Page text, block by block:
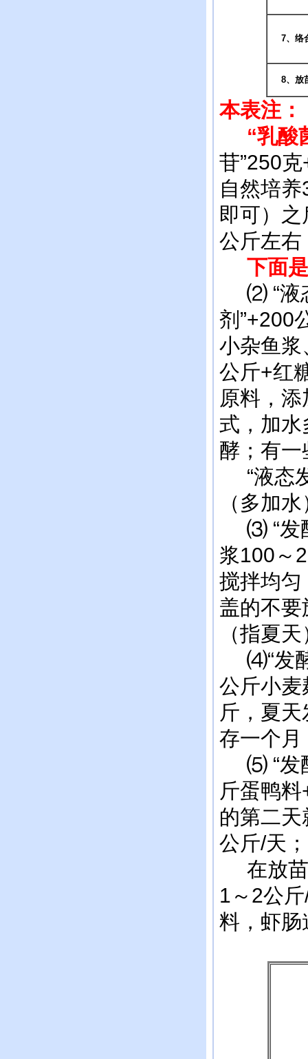
7、络
8、放
本表注：
“乳酸
苷”250
自然培
即可）
公斤左右
下面是
⑵ “液态
剂”+200
小杂鱼浆
公斤+红
原料，
式，加
酵；有
“液态
（多加
⑶ “发酵
浆100～
搅拌均匀
盖的不
（指夏
⑷“发酵
公斤小麦
斤，夏
存一个月
⑸ “发酵
斤蛋鸭
的第二
公斤/天；
在放苗
1～2公
料，虾肠